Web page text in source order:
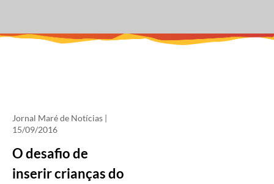
Jornal Maré de Notícias |
15/09/2016
O desafio de
inserir crianças do